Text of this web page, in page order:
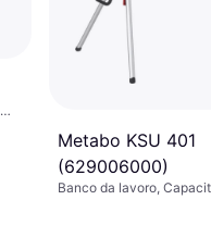
Metabo KSU 401
(629006000)
Banco da lavoro,